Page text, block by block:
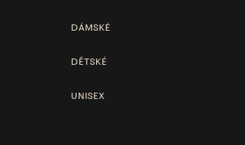
DÁMSKÉ
DĚTSKÉ
UNISEX